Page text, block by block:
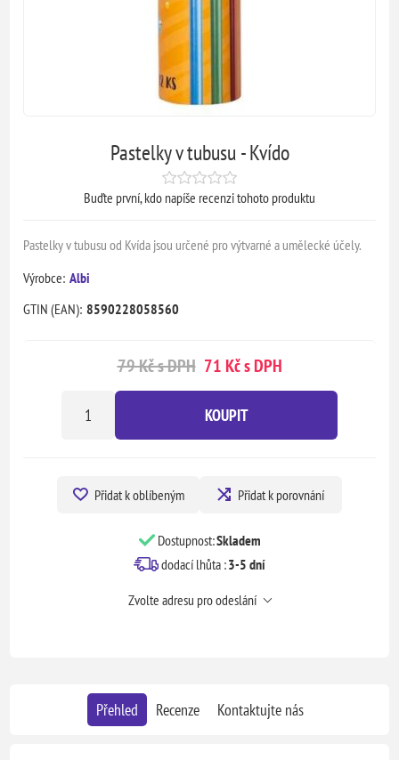
Pastelky v tubusu - Kvído
Buďte první, kdo napíše recenzi tohoto produktu
Pastelky v tubusu od Kvída jsou určené pro výtvarné a umělecké účely.
Výrobce: Albi
GTIN (EAN): 8590228058560
79 Kč s DPH 71 Kč s DPH
KOUPIT
Přidat k oblíbeným Přidat k porovnání
Dostupnost:Skladem
dodací lhůta :3-5 dní
Zvolte adresu pro odeslání
Přehled Recenze Kontaktujte nás